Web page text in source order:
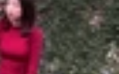
8 Elite sắp ra mắt